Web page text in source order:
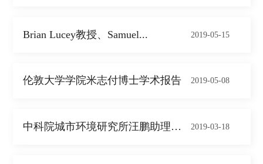
Brian Lucey教授、Samuel... 2019-05-15
伦敦大学学院米志付博士学术报告 2019-05-08
中科院城市环境研究所汪鹏助理研究员学术报... 2019-03-18